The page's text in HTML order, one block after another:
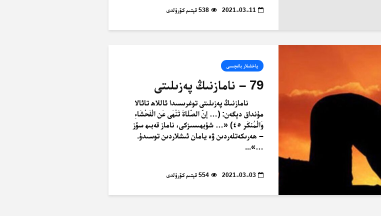
2021-03-11 538 قېتىم كۆرۈلدى
ياخشىلار باغچىسى
79 – نامازنىڭ پەزىلىتى
نامازنىڭ پەزىلىتى توغرىسىدا ئاللاھ تائالا
مۇنداق دېگەن: ﴿… إِنَّ الصَّلَاةَ تَنْهَى عَنِ الْفَحْشَاءِ
وَالْمُنكَرِ ٤٥﴾ «… شۈبھىسىزكى، ناماز قەبىھ سۆز
– ھەرىكەتلەردىن ۋە يامان ئىشلاردىن توسىدۇ.
…»...
2021-03-03 554 قېتىم كۆرۈلدى